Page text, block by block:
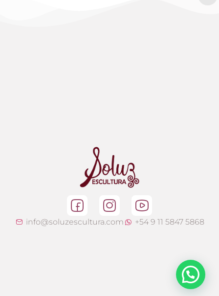
info@soluzescultura.com +54 9 11 5847 5868